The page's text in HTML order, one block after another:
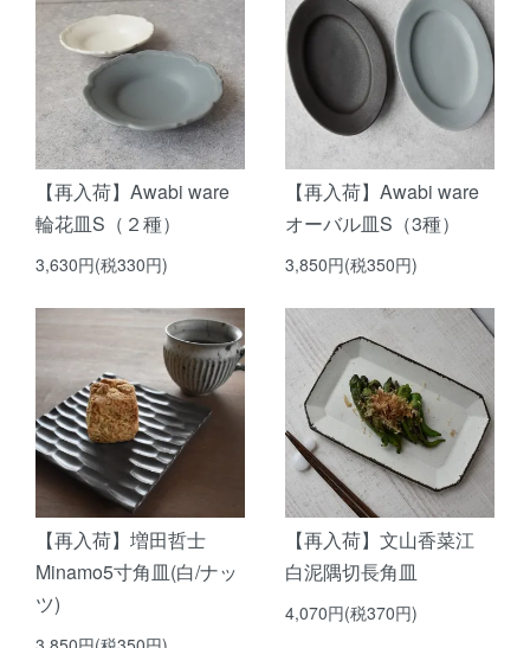
【再入荷】Awabi ware
輪花皿S（２種）
3,630円(税330円)
【再入荷】Awabi ware
オーバル皿S（3種）
3,850円(税350円)
【再入荷】増田哲士
Minamo5寸角皿(白/ナッ
ツ)
【再入荷】文山香菜江
白泥隅切長角皿
4,070円(税370円)